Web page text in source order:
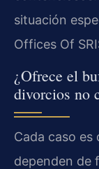
situación
Offices Of
¿Ofrece el
divorcios no
Cada caso
dependen de